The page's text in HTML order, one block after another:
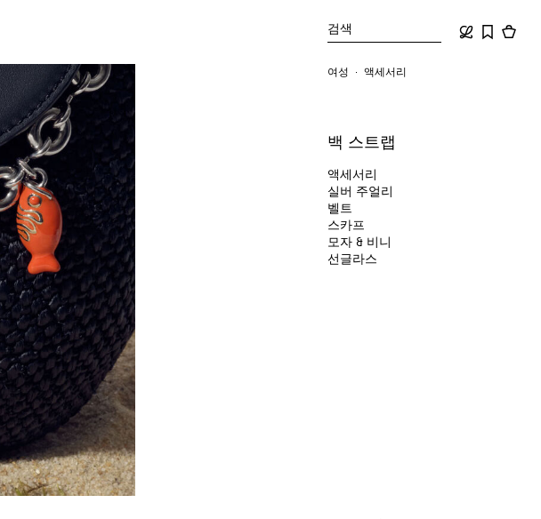
검색
여성 액세서리
백 스트랩
액세서리
실버 주얼리
벨트
스카프
모자 & 비니
선글라스